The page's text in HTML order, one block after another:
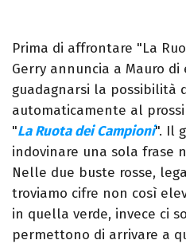
Prima di affrontare "La
Gerry annuncia a Mauro di
guadagnarsi la possibilità
automaticamente al
"La Ruota dei Campioni". Il
indovinare una sola frase
Nelle due buste rosse,
troviamo cifre non così
in quella verde, invece ci
permettono di arrivare a